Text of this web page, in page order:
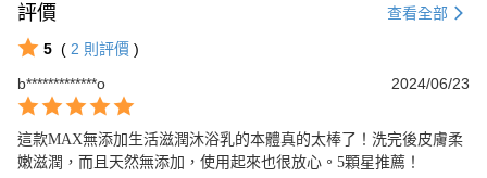
評價 查看全部
5 ( 2 則評價 )
b*************o
2024/06/23
這款MAX無添加生活滋潤沐浴乳的本體真的太棒了！洗完後皮膚柔
嫩滋潤，而且天然無添加，使用起來也很放心。5顆星推薦！